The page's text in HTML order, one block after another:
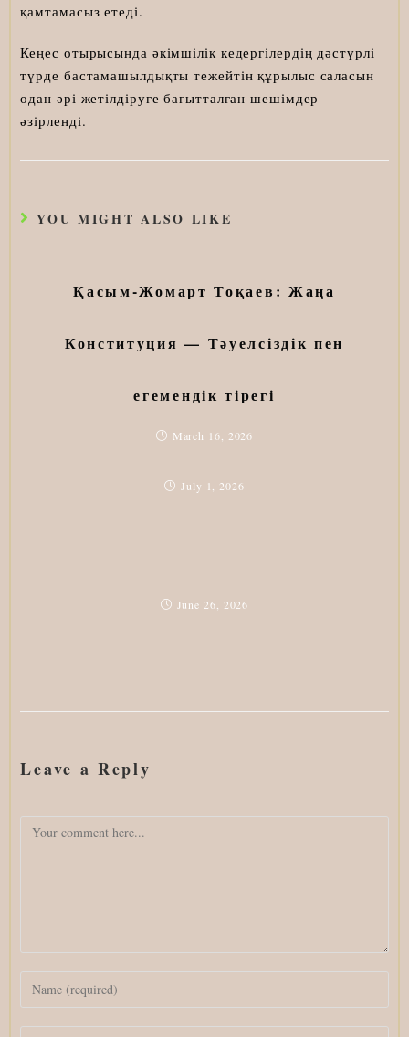
қамтамасыз етеді.
Кеңес отырысында әкімшілік кедергілердің дәстүрлі
түрде бастамашылдықты тежейтін құрылыс саласын
одан әрі жетілдіруге бағытталған шешімдер
әзірленді.
YOU MIGHT ALSO LIKE
Қасым-Жомарт Тоқаев: Жаңа
Конституция — Тәуелсіздік пен
егемендік тірегі
March 16, 2026
July 1, 2026
June 26, 2026
Leave a Reply
Comment
name